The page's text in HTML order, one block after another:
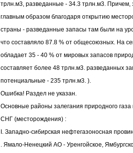
трлн.м3, разведанные - 34.3 трлн.м3. Причем,
главным образом благодаря открытию
страны - разведанные запасы там были на
что составляло 87.8 % от общесоюзных. На
обладает 35 - 40 % от мировых запасов
составляет более 48 трлн.м3. разведанных
потенциальные - 235 трлн.м3. ).
Ошибка! Раздел не указан.
Основные районы залегания природного
СНГ (месторождения) :
I. Западно-сибирская нефтегазоносная
. Ямало-Ненецкий АО - Уренгойское,